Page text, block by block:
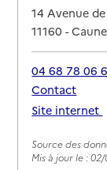
Adresse
14 Avenue
11160-
04 68 78 06
Contact
Site internet
Source des
Mis à jour le :